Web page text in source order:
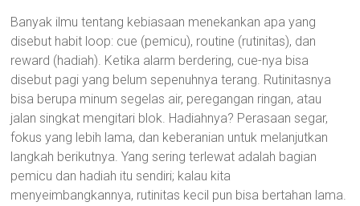
Banyak ilmu tentang kebiasaan menekankan apa yang
disebut habit loop: cue (pemicu), routine (rutinitas), dan
reward (hadiah). Ketika alarm berdering, cue-nya bisa
disebut pagi yang belum sepenuhnya terang. Rutinitasnya
bisa berupa minum segelas air, peregangan ringan, atau
jalan singkat mengitari blok. Hadiahnya? Perasaan segar,
fokus yang lebih lama, dan keberanian untuk melanjutkan
langkah berikutnya. Yang sering terlewat adalah bagian
pemicu dan hadiah itu sendiri; kalau kita
menyeimbangkannya, rutinitas kecil pun bisa bertahan lama.